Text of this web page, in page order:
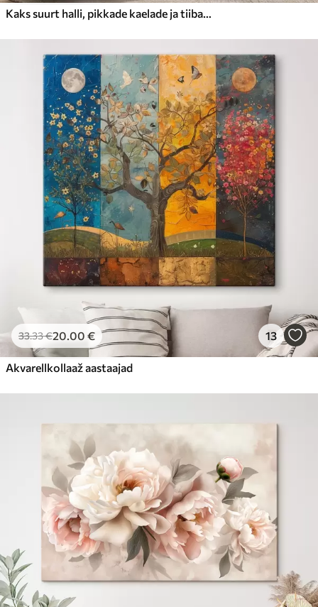
Kaks suurt halli, pikkade kaelade ja tiibadega kraanat, mis seisavad puudest ümbritsetud udujärves
33.33€20.00 € 13
Akvarellkollaaž aastaajad